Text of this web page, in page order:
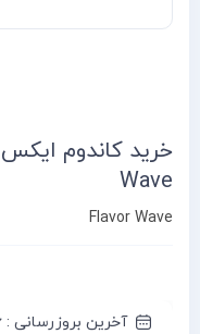
Wave
Flavor Wave
آخرین بروزرسانی : ۱۴۰۵/۰۳/۱۶